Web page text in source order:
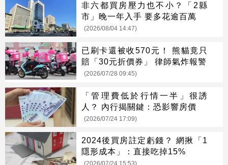
非六都買房壓力也不小？「2縣
市」晚一年入手 要多花逾百萬
(2026/08/04 14:47)
已刷卡還被收570元！ 熊貓竟只
賠「30元折價券」 律師氣炸報警
(2026/07/28 09:45)
「管理費低於行情一半」很誘
人？ 內行揭關鍵：恐影響房價
(2026/07/24 17:09)
2024後買房註定虧錢？ 網揪「1
隱形成本」：直接吃掉15%